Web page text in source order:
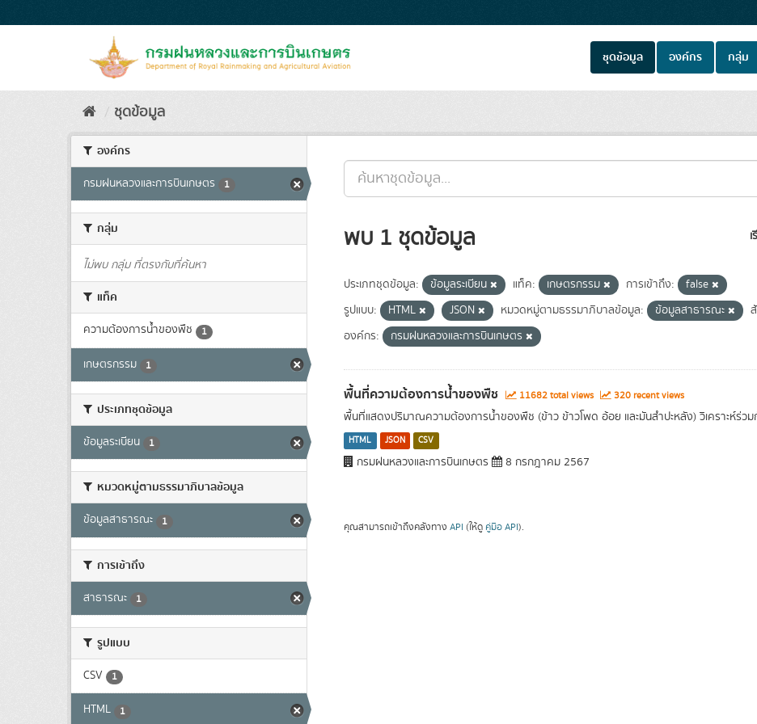
to
ชุดข้อมูล องค์กร กลุ่ม
ชุดข้อมูล
องค์กร
กรมฝนหลวงและการบินเกษตร 1
กลุ่ม
ไม่พบ กลุ่ม ที่ตรงกับที่ค้นหา
แท็ค
ความต้องการน้ำของพืช 1
เกษตรกรรม 1
ประเภทชุดข้อมูล
ข้อมูลระเบียน 1
หมวดหมู่ตามธรรมาภิบาลข้อมูล
ข้อมูลสาธารณะ 1
การเข้าถึง
สาธารณะ 1
รูปแบบ
CSV 1
HTML 1
พบ 1 ชุดข้อมูล
ประเภทชุดข้อมูล: ข้อมูลระเบียน แท็ค: เกษตรกรรม การเข้าถึง:
false
รูปแบบ:
HTML JSON หมวดหมู่ตามธรรมาภิบาลข้อมูล: ข้อมูลสาธารณะ
องค์กร:
กรมฝนหลวงและการบินเกษตร
พื้นที่ความต้องการน้ำของพืช 11682 total views 320 recent views
พื้นที่แสดงปริมาณความต้องการน้ำของพืช (ข้าว ข้าวโพด อ้อย และมันสำปะหลัง) วิเคราะห์ร่วม
HTML JSON CSV
กรมฝนหลวงและการบินเกษตร 8 กรกฎาคม 2567
คุณสามารถเข้าถึงคลังทาง API (ให้ดู คู่มือ API).